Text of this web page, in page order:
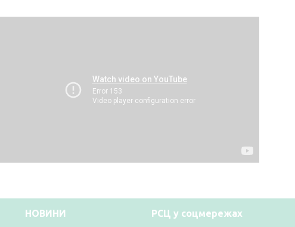
НОВИНИ РСЦ у соцмережах